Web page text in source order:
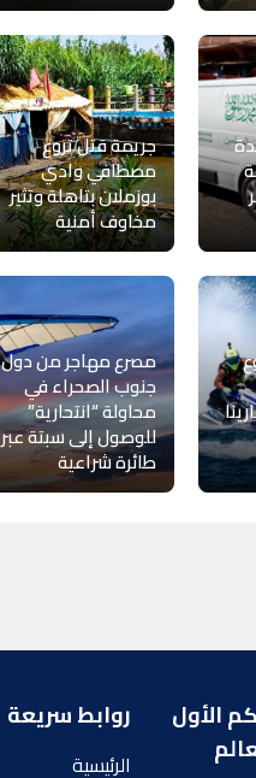
جريمة قتل تروع
مصطافي وادي
بوزملان بتاهلة وتثير
مخاوف أمنية
مصرع مهاجر من دول
جنوب الصحراء في
محاولة “انتحارية”
للوصول إلى سبتة عبر
طائرة شراعية
الأول
روابط سريعة
الرئيسية